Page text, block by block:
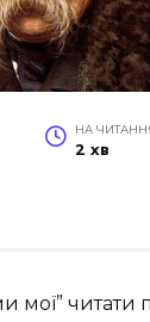
НА
2 хв
мої” читати